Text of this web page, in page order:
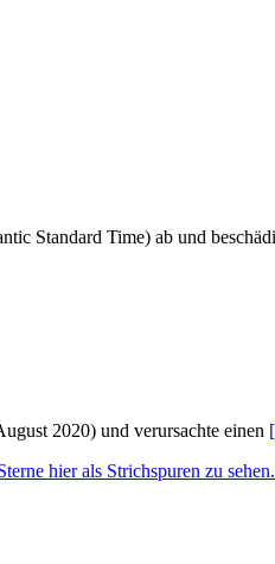
Standard Time) ab und
2020) und verursachte einen